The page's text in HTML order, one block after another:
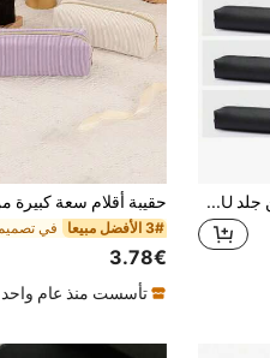
1/4/10 قطع حقيبة أقلام من جلد PU بلون سادة متعدد الألوان بتصميم بسيط، حقيبة تخزين قرطاسية محمولة بسعة كبيرة وطول مدمج، منظم مكتب، حقيبة تخزين مكياج صغيرة لطيفة
3# الأفضل مبيعا
3.78€
تأسست منذ عام واحد